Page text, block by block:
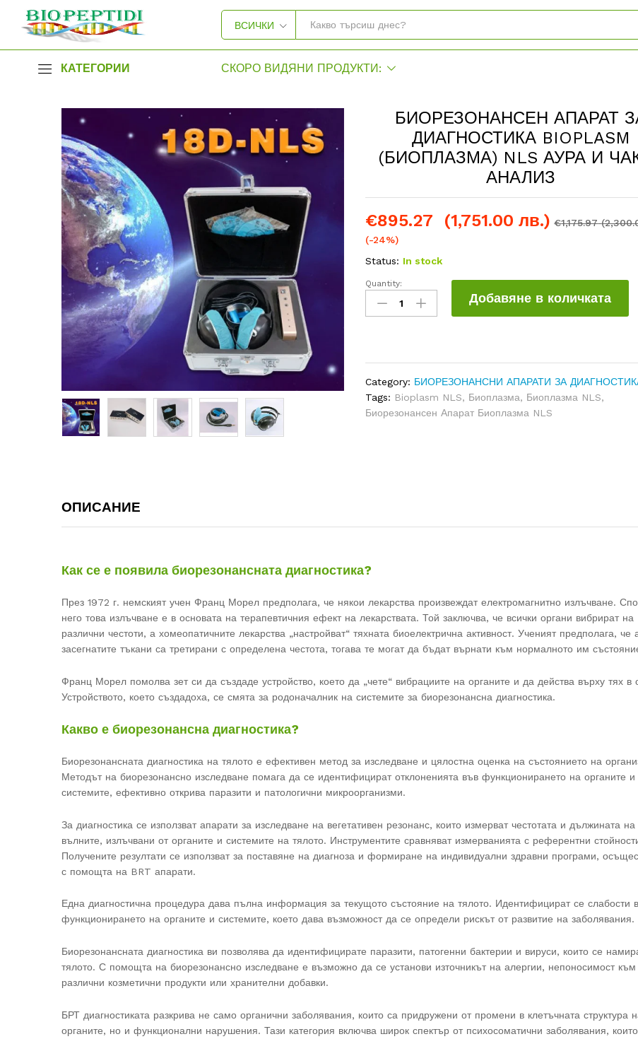
ВСИЧКИ
КАТЕГОРИИ
БИОРЕЗОНАНСНИ
АПАРАТИ
АПАРАТИ ЗА СРЕБЪРНА
ВОДА
БЪЛГАРСКИ
БИОРЕЗОНАНСНИ
АПАРАТИ ЗА
ДИАГНОСТИКА
ДЕТОКСИКИРАЩИ
АПАРАТИ
СКОРО ВИДЯНИ ПРОДУКТИ:
БИОРЕЗОНАНСЕН АПАРАТ
ДИАГНОСТИКА BIOPLASM
(БИОПЛАЗМА) NLS АУРА И
АНАЛИЗ
€895.27 (1,751.00 лв.) €1,175.97
(-24%)
Status: In stock
БИОРЕЗОНАНСЕН
АПАРАТ
ЗА
(БИОПЛАЗМА)
NLS
АУРА
И
Quantity:
Добавяне в количката
Category: БИОРЕЗОНАНСНИ АПАРАТИ ЗА
Tags: Bioplasm NLS, Биоплазма, Биоплазма NLS,
Биорезонансен Апарат Биоплазма NLS
ОПИСАНИЕ
Как се е появила биорезонансната диагностика?
През 1972 г. немският учен Франц Морел предполага, че някои лекарства произвеждат електромагнитно излъчване.
него това излъчване е в основата на терапевтичния ефект на лекарствата. Той заключва, че всички органи вибрират на
различни честоти, а хомеопатичните лекарства „настройват“ тяхната биоелектрична активност. Ученият предполага, че
засегнатите тъкани са третирани с определена честота, тогава те могат да бъдат върнати към нормалното им
Франц Морел помолва зет си да създаде устройство, което да „чете“ вибрациите на органите и да действа върху тях в
Устройството, което създадоха, се смята за родоначалник на системите за биорезонансна диагностика.
Какво е биорезонансна диагностика?
Биорезонансната диагностика на тялото е ефективен метод за изследване и цялостна оценка на състоянието на
Методът на биорезонансно изследване помага да се идентифицират отклоненията във функционирането на органите и
системите, ефективно открива паразити и патологични микроорганизми.
За диагностика се използват апарати за изследване на вегетативен резонанс, които измерват честотата и дължината на
вълните, излъчвани от органите и системите на тялото. Инструментите сравняват измерванията с референтни
Получените резултати се използват за поставяне на диагноза и формиране на индивидуални здравни програми,
с помощта на BRT апарати.
Една диагностична процедура дава пълна информация за текущото състояние на тялото. Идентифицират се слабости
функционирането на органите и системите, което дава възможност да се определи рискът от развитие на заболявания.
Биорезонансната диагностика ви позволява да идентифицирате паразити, патогенни бактерии и вируси, които се
тялото. С помощта на биорезонансно изследване е възможно да се установи източникът на алергии, непоносимост към
различни козметични продукти или хранителни добавки.
БРТ диагностиката разкрива не само органични заболявания, които са придружени от промени в клетъчната структура
органите, но и функционални нарушения. Тази категория включва широк спектър от психосоматични заболявания, които